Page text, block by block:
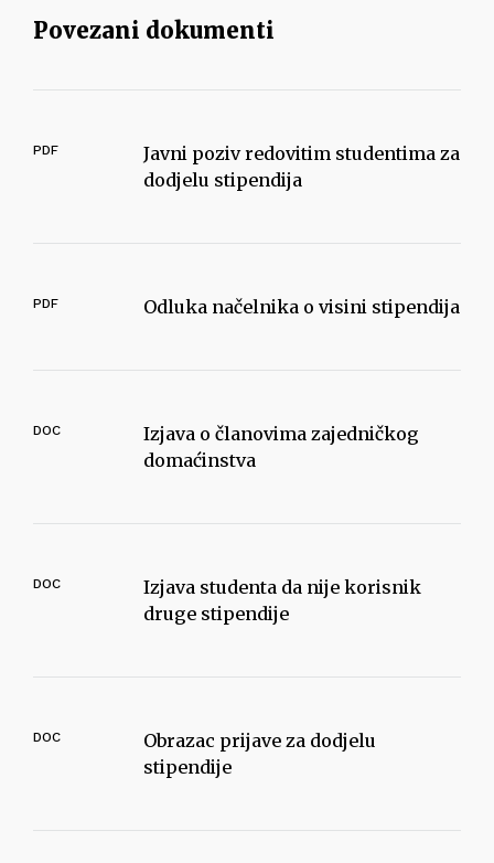
Povezani dokumenti
PDF
Javni poziv redovitim studentima za
dodjelu stipendija
PDF Odluka načelnika o visini stipendija
DOC
Izjava o članovima zajedničkog
domaćinstva
DOC
Izjava studenta da nije korisnik
druge stipendije
DOC
Obrazac prijave za dodjelu
stipendije